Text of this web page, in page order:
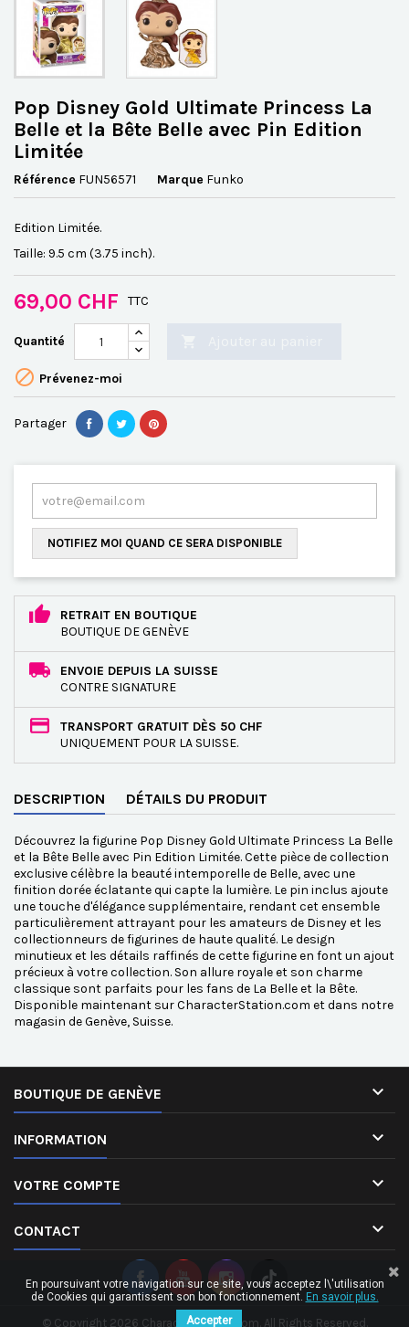
Pop Disney Gold Ultimate Princess La
Belle et la Bête Belle avec Pin Edition
Limitée
Référence FUN56571 Marque Funko
Edition Limitée.
Taille: 9.5 cm (3.75 inch).
69,00 CHF TTC
Quantité
 Prévenez-moi
Partager
NOTIFIEZ MOI QUAND CE SERA DISPONIBLE
RETRAIT EN BOUTIQUE
BOUTIQUE DE GENÈVE
ENVOIE DEPUIS LA SUISSE
CONTRE SIGNATURE
TRANSPORT GRATUIT DÈS 50 CHF
UNIQUEMENT POUR LA SUISSE.
DESCRIPTION DÉTAILS DU PRODUIT
Découvrez la figurine Pop Disney Gold Ultimate Princess La Belle
et la Bête Belle avec Pin Edition Limitée. Cette pièce de collection
exclusive célèbre la beauté intemporelle de Belle, avec une
finition dorée éclatante qui capte la lumière. Le pin inclus ajoute
une touche d'élégance supplémentaire, rendant cet ensemble
particulièrement attrayant pour les amateurs de Disney et les
collectionneurs de figurines de haute qualité. Le design
minutieux et les détails raffinés de cette figurine en font un ajout
précieux à votre collection. Son allure royale et son charme
classique sont parfaits pour les fans de La Belle et la Bête.
Disponible maintenant sur CharacterStation.com et dans notre
magasin de Genève, Suisse.
BOUTIQUE DE GENÈVE 
INFORMATION 
VOTRE COMPTE 
CONTACT 
© Copyright 2026 CharacterStation.com. All Rights Reserved.
En poursuivant votre navigation sur ce site, vous acceptez l\'utilisation
de Cookies qui garantissent son bon fonctionnement. En savoir plus.
Accepter